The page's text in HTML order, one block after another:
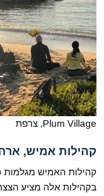
Plum Village, צרפת
קהילות אמיש,
קהילות האמיש מגלמות
בקהילות אלה מציע